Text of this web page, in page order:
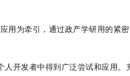
用为牵引，通过政产学研用的紧
开发者中得到广泛尝试和应用